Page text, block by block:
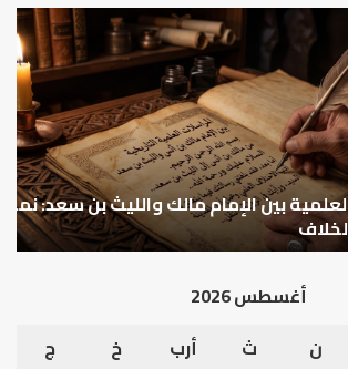
بين الإمام مالك والليث بن سعد: نموذج
..
ما
أغسطس 2026
ن ث أرب خ
ج